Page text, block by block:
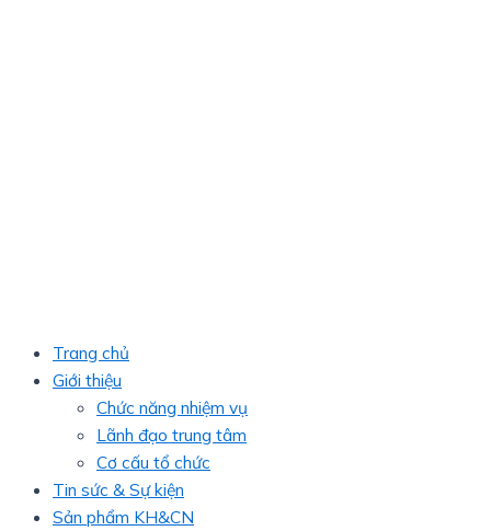
Trang chủ
Giới thiệu
Chức năng nhiệm vụ
Lãnh đạo trung tâm
Cơ cấu tổ chức
Tin sức & Sự kiện
Sản phẩm KH&CN